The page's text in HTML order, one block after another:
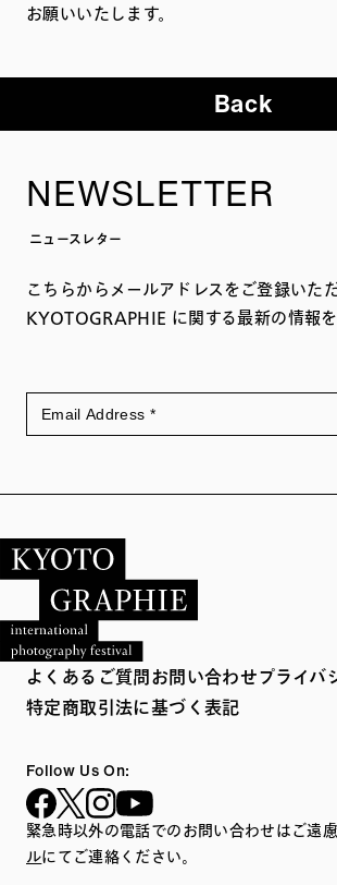
お願いいたします。
Back
NEWSLETTER
ニュースレター
こちらからメールアドレスをご登録いた
KYOTOGRAPHIE に関する最新の情報を
よくあるご質問お問い合わせプライバ
特定商取引法に基づく表記
Follow Us On:
緊急時以外の電話でのお問い合わせはご遠
ルにてご連絡ください。